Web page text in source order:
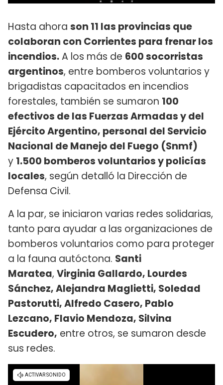
Hasta ahora son 11 las provincias que
colaboran con Corrientes para frenar los
incendios.A los más de 600 socorristas
argentinos, entre bomberos voluntarios y
brigadistas capacitados en incendios
forestales, también se sumaron 100
efectivos de las Fuerzas Armadas y del
Ejército Argentino, personal del Servicio
Nacional de Manejo del Fuego (Snmf)
y 1.500 bomberos voluntarios y policías
locales, según detalló la Dirección de
Defensa Civil.
A la par, se iniciaron varias redes solidarias,
tanto para ayudar a las organizaciones de
bomberos voluntarios como para proteger
a la fauna autóctona. Santi
Maratea, Virginia Gallardo, Lourdes
Sánchez, Alejandra Maglietti, Soledad
Pastorutti, Alfredo Casero, Pablo
Lezcano, Flavio Mendoza, Silvina
Escudero, entre otros, se sumaron desde
sus redes.